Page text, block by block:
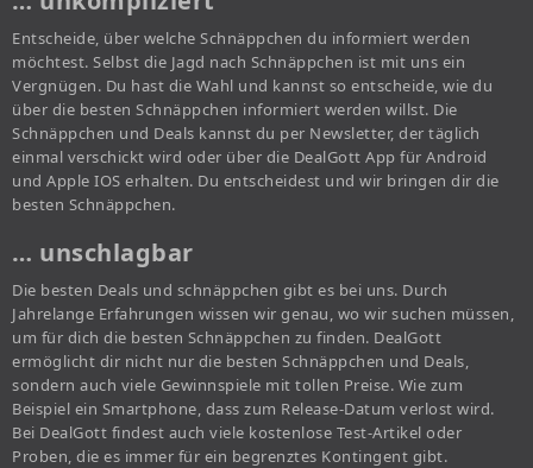
Entscheide, über welche Schnäppchen du informiert werden
möchtest. Selbst die Jagd nach Schnäppchen ist mit uns ein
Vergnügen. Du hast die Wahl und kannst so entscheide, wie du
über die besten Schnäppchen informiert werden willst. Die
Schnäppchen und Deals kannst du per Newsletter, der täglich
einmal verschickt wird oder über die DealGott App für Android
und Apple IOS erhalten. Du entscheidest und wir bringen dir die
besten Schnäppchen.
… unschlagbar
Die besten Deals und schnäppchen gibt es bei uns. Durch
Jahrelange Erfahrungen wissen wir genau, wo wir suchen müssen,
um für dich die besten Schnäppchen zu finden. DealGott
ermöglicht dir nicht nur die besten Schnäppchen und Deals,
sondern auch viele Gewinnspiele mit tollen Preise. Wie zum
Beispiel ein Smartphone, dass zum Release-Datum verlost wird.
Bei DealGott findest auch viele kostenlose Test-Artikel oder
Proben, die es immer für ein begrenztes Kontingent gibt.